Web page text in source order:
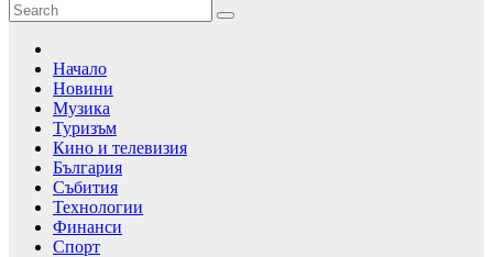
Начало
Новини
Музика
Туризъм
Кино и телевизия
България
Събития
Технологии
Финанси
Спорт